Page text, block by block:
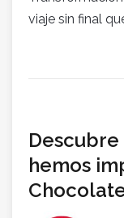
viaje sin final
hemos